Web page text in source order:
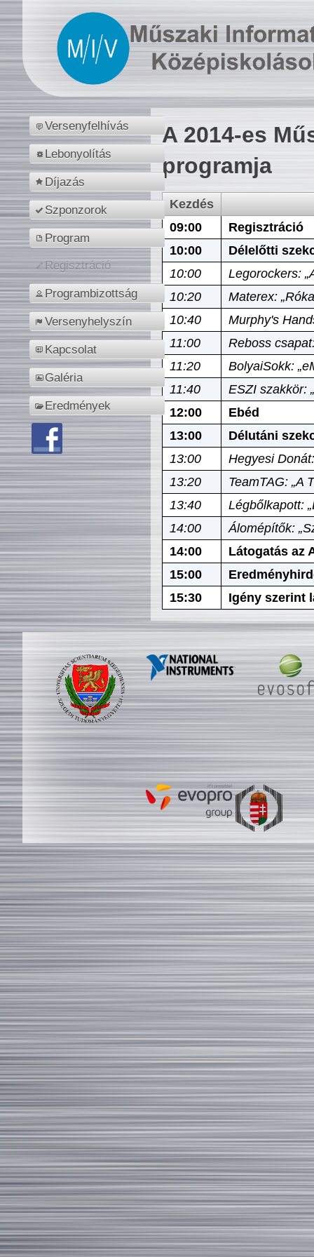
Versenyfelhívás
Lebonyolítás
Díjazás
Szponzorok
Program
Regisztráció
Programbizottság
Versenyhelyszín
Kapcsolat
Galéria
Eredmények
A 2014-es
programja
Kezdés
09:00
Regisztráció
10:00
Délelőtti
10:00
Legorockers:
10:20
Materex:
10:40
Murphy's
11:00
Reboss
11:20
BolyaiSokk:
11:40
ESZI szakkör:
12:00
Ebéd
13:00
Délutáni
13:00
Hegyesi
13:20
TeamTAG: „A
13:40
Légbőlkapott:
14:00
Álomépítők:
14:00
Látogatás az
15:00
15:30
Igény szerint